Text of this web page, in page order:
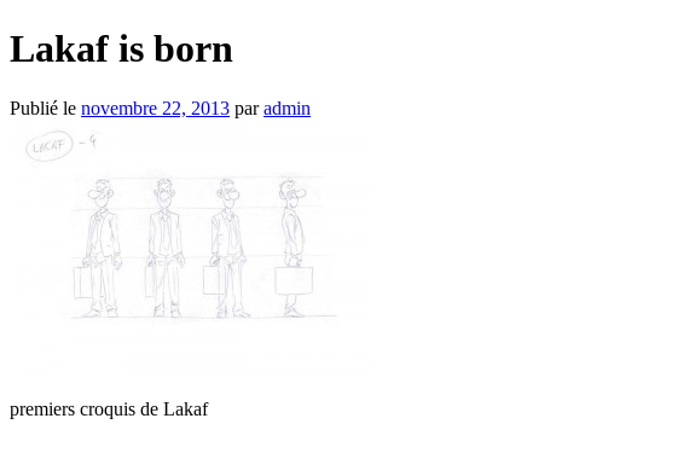
Lakaf is born
Publié le novembre 22, 2013 par admin
premiers croquis de Lakaf